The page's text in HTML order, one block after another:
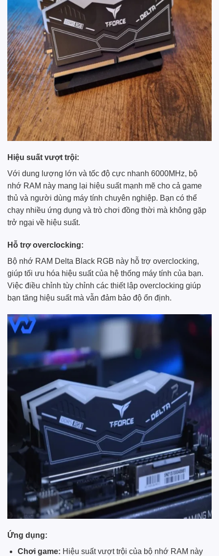
Hiệu suất vượt trội:
Với dung lượng lớn và tốc độ cực nhanh 6000MHz, bộ
nhớ RAM này mang lại hiệu suất mạnh mẽ cho cả game
thủ và người dùng máy tính chuyên nghiệp. Bạn có thể
chạy nhiều ứng dụng và trò chơi đồng thời mà không gặp
trở ngại về hiệu suất.
Hỗ trợ overclocking:
Bộ nhớ RAM Delta Black RGB này hỗ trợ overclocking,
giúp tối ưu hóa hiệu suất của hệ thống máy tính của bạn.
Việc điều chỉnh tùy chỉnh các thiết lập overclocking giúp
bạn tăng hiệu suất mà vẫn đảm bảo độ ổn định.
Ứng dụng:
Chơi game: Hiệu suất vượt trội của bộ nhớ RAM này